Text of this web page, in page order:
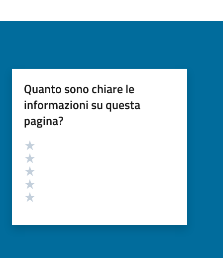
Quanto sono chiare le
informazioni su questa
pagina?
Valutazione